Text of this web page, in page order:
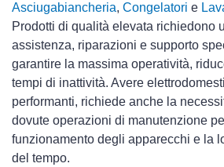
Asciugabiancheria, Congelatori e
Prodotti di qualità elevata richiedono
assistenza, riparazioni e supporto
garantire la massima operatività,
tempi di inattività. Avere
performanti, richiede anche la
dovute operazioni di manutenzione
funzionamento degli apparecchi e la
del tempo.